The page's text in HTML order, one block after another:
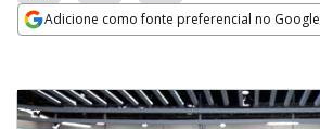
Adicione como fonte preferencial no Google